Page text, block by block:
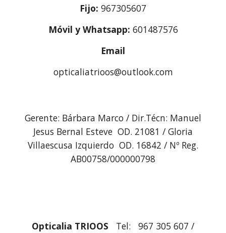
Fijo: 967305607
Móvil y Whatsapp: 601487576
Email
opticaliatrioos@outlook.com
Gerente: Bárbara Marco / Dir.Técn: Manuel
Jesus Bernal Esteve OD. 21081 / Gloria
Villaescusa Izquierdo OD. 16842 / Nº Reg.
AB00758/000000798
Opticalia TRIOOS Tel: 967 305 607 /